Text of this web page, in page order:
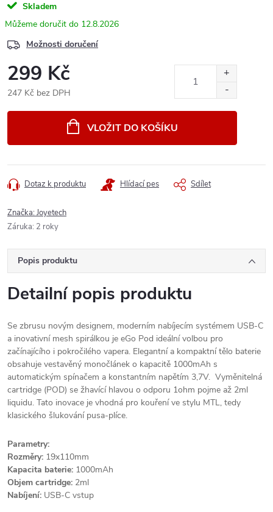
Skladem
12.8.2026
Možnosti doručení
299 Kč
247 Kč bez DPH
VLOŽIT DO KOŠÍKU
Dotaz k produktu Hlídací pes Sdílet
Značka:Joyetech
Záruka: 2 roky
Popis produktu
Detailní popis produktu
Se zbrusu novým designem, moderním nabíjecím systémem USB-C
a inovativní mesh spirálkou je eGo Pod ideální volbou pro
začínajícího i pokročilého vapera. Elegantní a kompaktní tělo baterie
obsahuje vestavěný monočlánek o kapacitě 1000mAh s
automatickým spínačem a konstantním napětím 3,7V. Vyměnitelná
cartridge (POD) se žhavící hlavou o odporu 1ohm pojme až 2ml
liquidu. Tato inovace je vhodná pro kouření ve stylu MTL, tedy
klasického šlukování pusa-plíce.
Parametry:
Rozměry: 19x110mm
Kapacita baterie: 1000mAh
Objem cartridge: 2ml
Nabíjení: USB-C vstup